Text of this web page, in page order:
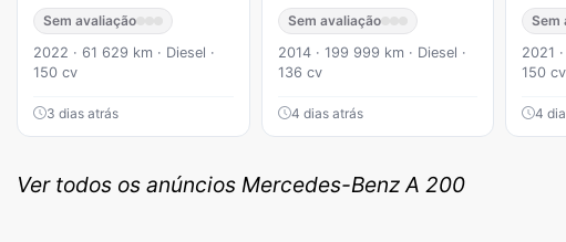
Sem avaliação
2022 · 61 629 km · Diesel ·
150 cv
3 dias atrás
Sem avaliação
2014 · 199 999 km · Diesel ·
136 cv
4 dias atrás
Sem
2021
150 cv
4
Ver todos os anúncios Mercedes-Benz A 200